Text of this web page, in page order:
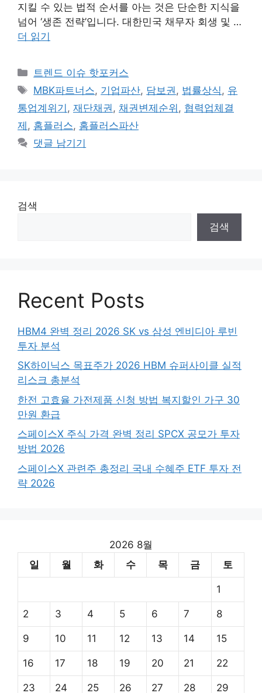
지킬 수 있는 법적 순서를 아는 것은 단순한 지식을
넘어 ‘생존 전략’입니다. 대한민국 채무자 회생 및 …
더 읽기
카
테
리
트렌드 이슈 핫포커스
태
그
MBK파트너스, 기업파산, 담보권 , 법률상식 , 유
통업계위기 , 재단채권 , 채권변제순위 , 협력업체결
제 , 홈플러스, 홈플러스파산
댓글 남기기
검색
검색
Recent Posts
HBM4 완벽 정리 2026 SK vs 삼성 엔비디아 루빈
투자 분석
SK하이닉스 목표주가 2026 HBM 슈퍼사이클 실적
리스크 총분석
한전 고효율 가전제품 신청 방법 복지할인 가구 30
만원 환급
스페이스X 주식 가격 완벽 정리 SPCX 공모가 투자
방법 2026
스페이스X 관련주 총정리 국내 수혜주 ETF 투자 전
략 2026
2026 8월
일
월 화 수 목 금 토
1
2 3 4 5 6 7 8
9 10 11 12 13 14 15
16 17 18 19 20 21 22
23 24 25 26 27 28 29